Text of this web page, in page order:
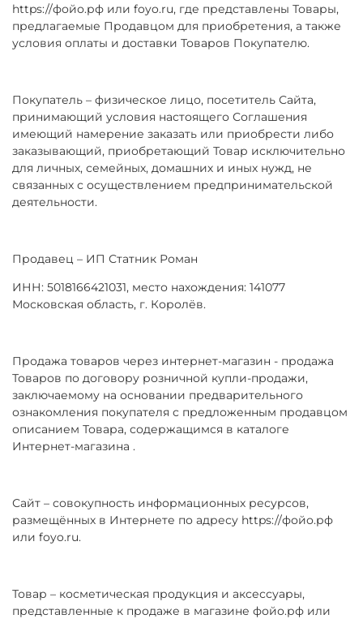
https://фойо.рф или foyo.ru, где представлены Товары,
предлагаемые Продавцом для приобретения, а также
условия оплаты и доставки Товаров Покупателю.
Покупатель – физическое лицо, посетитель Сайта,
принимающий условия настоящего Соглашения
имеющий намерение заказать или приобрести либо
заказывающий, приобретающий Товар исключительно
для личных, семейных, домашних и иных нужд, не
связанных с осуществлением предпринимательской
деятельности.
Продавец – ИП Статник Роман
ИНН: 5018166421031, место нахождения: 141077
Московская область, г. Королёв.
Продажа товаров через интернет-магазин - продажа
Товаров по договору розничной купли-продажи,
заключаемому на основании предварительного
ознакомления покупателя с предложенным продавцом
описанием Товара, содержащимся в каталоге
Интернет-магазина .
Сайт – совокупность информационных ресурсов,
размещённых в Интернете по адресу https://фойо.рф
или foyo.ru.
Товар – косметическая продукция и аксессуары,
представленные к продаже в магазине фойо.рф или